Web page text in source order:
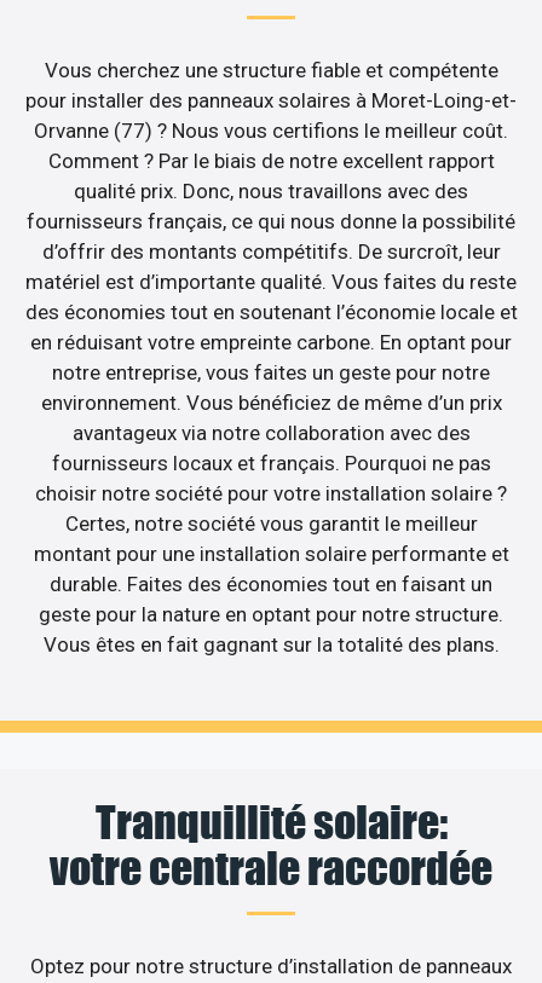
Vous cherchez une structure fiable et compétente
pour installer des panneaux solaires à Moret-Loing-et-
Orvanne (77) ? Nous vous certifions le meilleur coût.
Comment ? Par le biais de notre excellent rapport
qualité prix. Donc, nous travaillons avec des
fournisseurs français, ce qui nous donne la possibilité
d’offrir des montants compétitifs. De surcroît, leur
matériel est d’importante qualité. Vous faites du reste
des économies tout en soutenant l’économie locale et
en réduisant votre empreinte carbone. En optant pour
notre entreprise, vous faites un geste pour notre
environnement. Vous bénéficiez de même d’un prix
avantageux via notre collaboration avec des
fournisseurs locaux et français. Pourquoi ne pas
choisir notre société pour votre installation solaire ?
Certes, notre société vous garantit le meilleur
montant pour une installation solaire performante et
durable. Faites des économies tout en faisant un
geste pour la nature en optant pour notre structure.
Vous êtes en fait gagnant sur la totalité des plans.
Tranquillité solaire:
votre centrale raccordée
Optez pour notre structure d’installation de panneaux